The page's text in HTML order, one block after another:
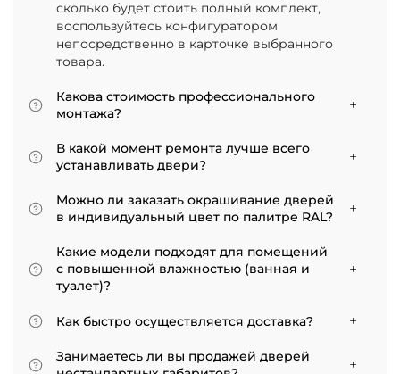
сколько будет стоить полный комплект,
воспользуйтесь конфигуратором
непосредственно в карточке выбранного
товара.
Какова стоимость профессионального
монтажа?
Итоговая сумма зависит от типа отделки
двери и габаритов проема. Минимальная
цена за установку стандартной двери с
покрытием «экошпон» начинается от 5000
рублей.
В какой момент ремонта лучше всего
устанавливать двери?
Мы советуем приступать к монтажу после
того, как уложено напольное покрытие. В
противном случае из-за изменения уровня
пола полотно может не подойти по высоте, и
его придется подрезать. Оптимально ставить
двери по окончании всех отделочных работ.
лучше заранее подготовить все запилы, но
отделки стен.
Можно ли заказать окрашивание дверей
в индивидуальный цвет по палитре RAL?
ассортименте представлены эмалированные
модели от разных фабрик
Какие модели подходят для помещений
с повышенной влажностью (ванная и
туалет)?
двери с покрытием из экошпона. На нашем
сайте в разделе межкомнатные двери
практически все двери являются
Как быстро осуществляется доставка?
Товары, имеющиеся на складе, доставляются
в течение 3–5 рабочих дней. Если дверь
Занимаетесь ли вы продажей дверей